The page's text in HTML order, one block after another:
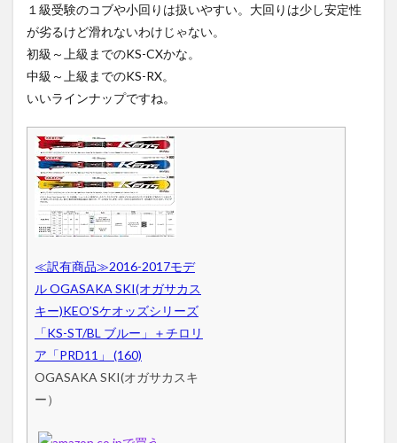
１級受験のコブや小回りは扱いやすい。大回りは少し安定性
が劣るけど滑れないわけじゃない。
初級～上級までのKS-CXかな。
中級～上級までのKS-RX。
いいラインナップですね。
≪訳有商品≫2016-2017モデ
ル OGASAKA SKI(オガサカス
キー)KEO’Sケオッズシリーズ
「KS-ST/BL ブルー」＋チロリ
ア「PRD11」 (160)
OGASAKA SKI(オガサカスキ
ー）